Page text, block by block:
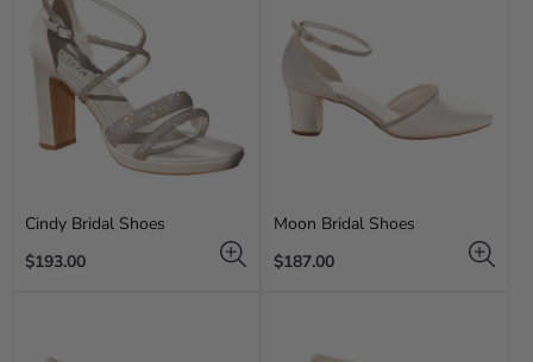
Cindy Bridal Shoes
Regular
$193.00
Moon Bridal Shoes
Regular
$187.00